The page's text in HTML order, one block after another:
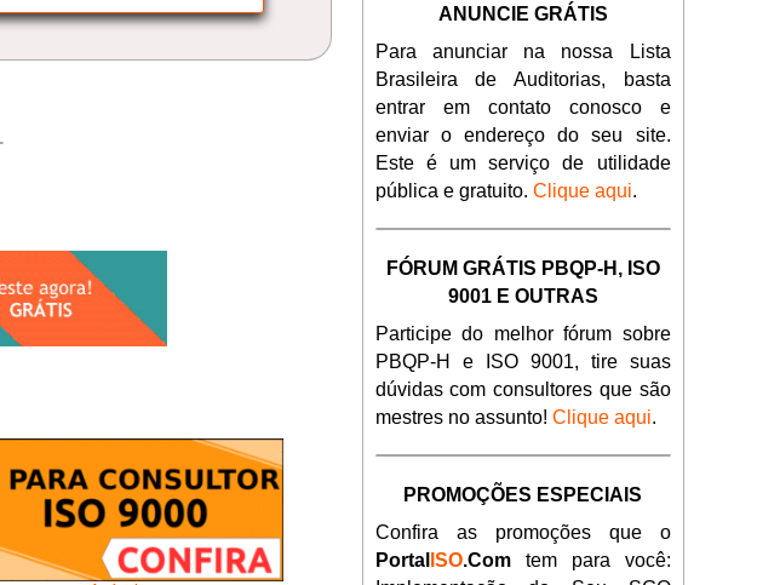
ANUNCIE GRÁTIS
Para anunciar na nossa Lista
Brasileira de Auditorias, basta
entrar em contato conosco e
enviar o endereço do seu site.
Este é um serviço de utilidade
pública e gratuito. Clique aqui.
FÓRUM GRÁTIS PBQP-H, ISO
9001 E OUTRAS
Participe do melhor fórum sobre
PBQP-H e ISO 9001, tire suas
dúvidas com consultores que são
mestres no assunto! Clique aqui.
PROMOÇÕES ESPECIAIS
Confira as promoções que o
PortalISO.Comtem para você: